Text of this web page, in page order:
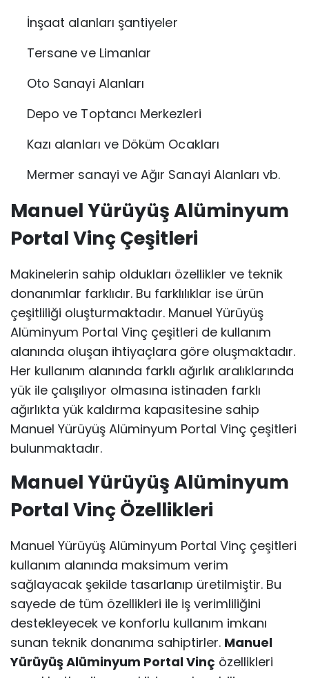
İnşaat alanları şantiyeler
Tersane ve Limanlar
Oto Sanayi Alanları
Depo ve Toptancı Merkezleri
Kazı alanları ve Döküm Ocakları
Mermer sanayi ve Ağır Sanayi Alanları vb.
Manuel Yürüyüş Alüminyum
Portal Vinç Çeşitleri
Makinelerin sahip oldukları özellikler ve teknik
donanımlar farklıdır. Bu farklılıklar ise ürün
çeşitliliği oluşturmaktadır. Manuel Yürüyüş
Alüminyum Portal Vinç çeşitleri de kullanım
alanında oluşan ihtiyaçlara göre oluşmaktadır.
Her kullanım alanında farklı ağırlık aralıklarında
yük ile çalışılıyor olmasına istinaden farklı
ağırlıkta yük kaldırma kapasitesine sahip
Manuel Yürüyüş Alüminyum Portal Vinç çeşitleri
bulunmaktadır.
Manuel Yürüyüş Alüminyum
Portal Vinç Özellikleri
Manuel Yürüyüş Alüminyum Portal Vinç çeşitleri
kullanım alanında maksimum verim
sağlayacak şekilde tasarlanıp üretilmiştir. Bu
sayede de tüm özellikleri ile iş verimliliğini
destekleyecek ve konforlu kullanım imkanı
sunan teknik donanıma sahiptirler. Manuel
Yürüyüş Alüminyum Portal Vinç özellikleri